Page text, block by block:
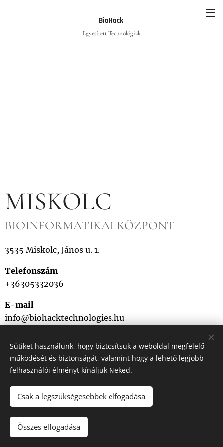
BioHack
Egyesített Technológiák
MISKOLC
BIOINFORMATIKAI KÖZPONT
3535 Miskolc, János u. 1.
Telefonszám
+36305332036
E-mail
info@biohacktechnologies.hu
Minden jog fenntartva. 2025.
Az oldalt a
Sütiket használunk, hogy biztosítsuk a weboldal megfelelő
működését és biztonságát, valamint hogy a lehető legjobb
felhasználói élményt kínáljuk Neked.
Csak a legszükségesebbek elfogadása
Összes elfogadása